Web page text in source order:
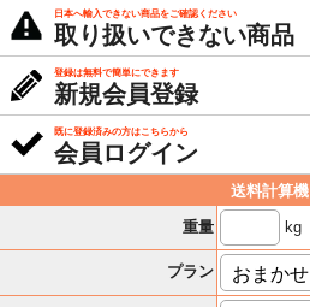
日本へ輸入できない商品をご確認ください
取り扱いできない商品
登録は無料で簡単にできます
新規会員登録
既に登録済みの方はこちらから
会員ログイン
送料計算機
重量
kg
プラン